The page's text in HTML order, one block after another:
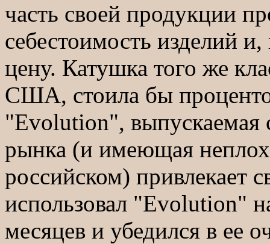
часть своей продукции
себестоимость изделий
цену. Катушка того же
США, стоила бы
"Evolution", выпускаемая
рынка (и имеющая
российском) привлекает
использовал "Evolution"
месяцев и убедился в ее